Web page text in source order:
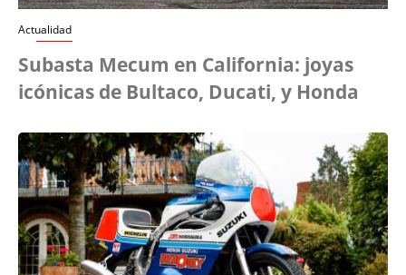
Actualidad
Subasta Mecum en California: joyas
icónicas de Bultaco, Ducati, y Honda